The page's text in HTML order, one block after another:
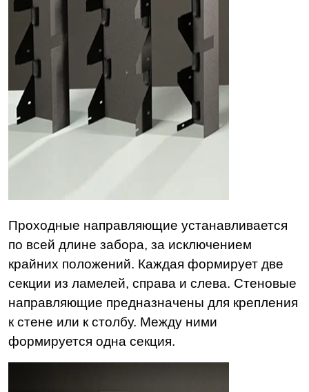
Проходные направляющие устанавливается
по всей длине забора, за исключением
крайних положений. Каждая формирует две
секции из ламелей, справа и слева. Стеновые
направляющие предназначены для крепления
к стене или к столбу. Между ними
формируется одна секция.